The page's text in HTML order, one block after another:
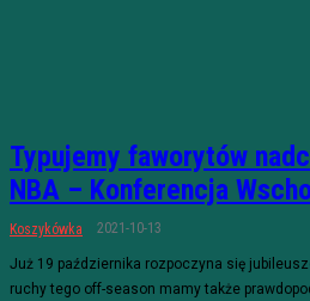
Typujemy faworytów
NBA – Konferencja
Koszykówka 2021-10-13
Już 19 października rozpoczyna się
ruchy tego off-season mamy także